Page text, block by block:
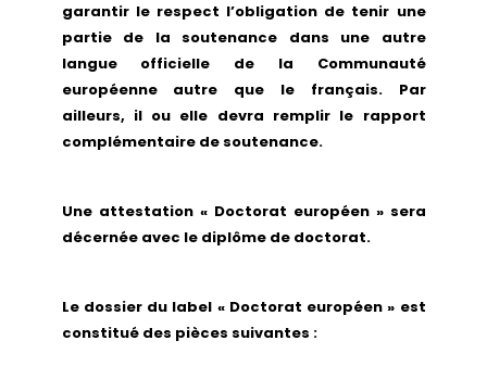
garantir le respect l’obligation de tenir une
partie de la soutenance dans une autre
langue officielle de la Communauté
européenne autre que le français. Par
ailleurs, il ou elle devra remplir le rapport
complémentaire de soutenance.
Une attestation « Doctorat européen » sera
décernée avec le diplôme de doctorat.
Le dossier du label « Doctorat européen » est
constitué des pièces suivantes :